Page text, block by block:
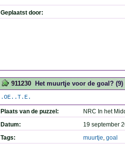
Geplaatst door:
911230 Het muurtje voor de goal? (9)
.OE..T.E.
Plaats van de puzzel:
NRC In het
Datum:
19 september
Tags:
muurtje, goal